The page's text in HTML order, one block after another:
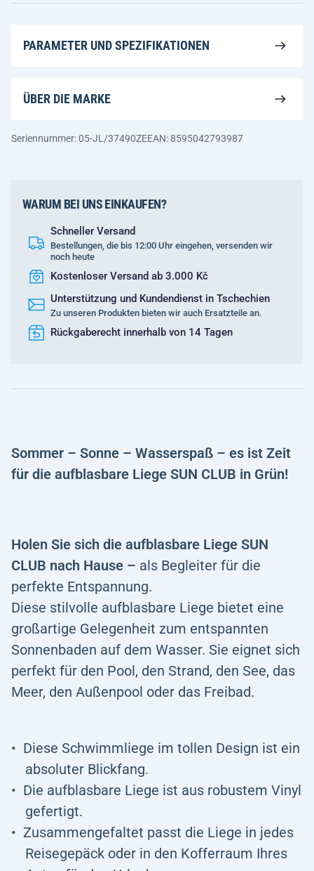
PARAMETER UND SPEZIFIKATIONEN
ÜBER DIE MARKE
Seriennummer: 05-JL/37490ZEEAN: 8595042793987
WARUM BEI UNS EINKAUFEN?
Schneller Versand
Bestellungen, die bis 12:00 Uhr eingehen, versenden wir
noch heute
Kostenloser Versand ab 3.000 Kč
Unterstützung und Kundendienst in Tschechien
Zu unseren Produkten bieten wir auch Ersatzteile an.
Rückgaberecht innerhalb von 14 Tagen
Sommer – Sonne – Wasserspaß – es ist Zeit
für die aufblasbare Liege SUN CLUB in Grün!
Holen Sie sich die aufblasbare Liege SUN
CLUB nach Hause – als Begleiter für die
perfekte Entspannung.
Diese stilvolle aufblasbare Liege bietet eine
großartige Gelegenheit zum entspannten
Sonnenbaden auf dem Wasser. Sie eignet sich
perfekt für den Pool, den Strand, den See, das
Meer, den Außenpool oder das Freibad.
Diese Schwimmliege im tollen Design ist ein
absoluter Blickfang.
Die aufblasbare Liege ist aus robustem Vinyl
gefertigt.
Zusammengefaltet passt die Liege in jedes
Reisegepäck oder in den Kofferraum Ihres